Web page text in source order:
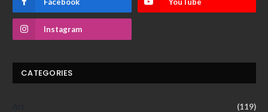
Instagram
CATEGORIES
(119)